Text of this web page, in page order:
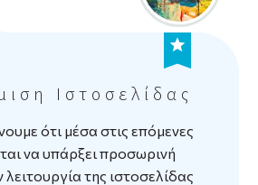
Ιστοσελίδας
ότι μέσα στις επόμενες
να υπάρξει προσωρινή
της ιστοσελίδας